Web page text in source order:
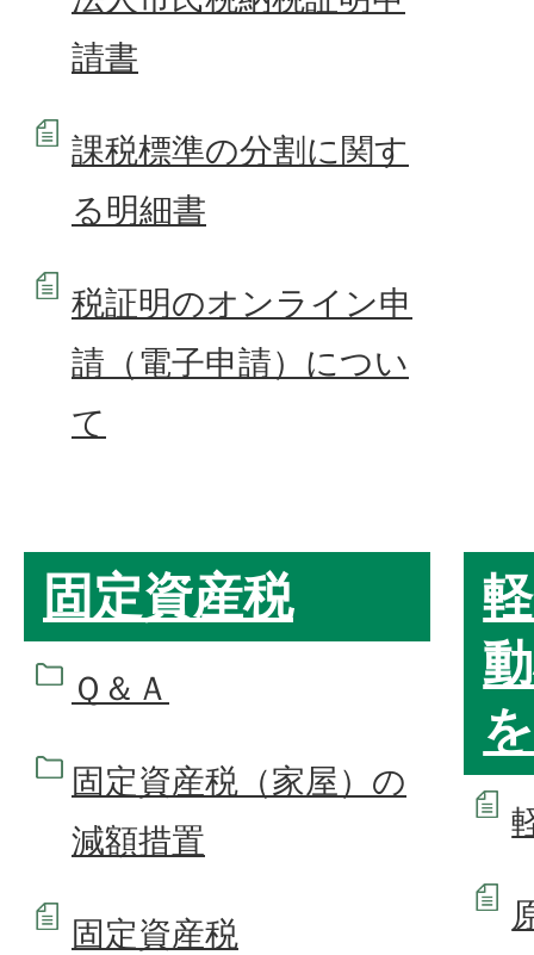
請書
課税標準の分割に関す
る明細書
税証明のオンライン申
請（電子申請）につい
て
固定資産税
Ｑ＆Ａ
固定資産税（家屋）の
減額措置
固定資産税